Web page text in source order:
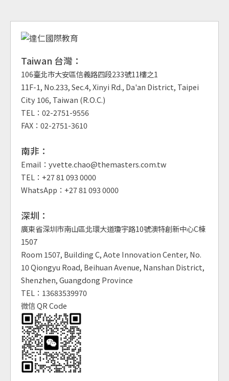
Taiwan 台灣：
106臺北市大安區信義路四段233號11樓之1
11F-1, No.233, Sec.4, Xinyi Rd., Da'an District, Taipei
City 106, Taiwan (R.O.C.)
TEL：02-2751-9556
FAX：02-2751-3610
南非：
Email：yvette.chao@themasters.com.tw
TEL：+27 81 093 0000
WhatsApp：+27 81 093 0000
深圳：
廣東省深圳市南山區北環大道瓊宇路10號澳特創新中心C棟
1507
Room 1507, Building C, Aote Innovation Center, No.
10 Qiongyu Road, Beihuan Avenue, Nanshan District,
Shenzhen, Guangdong Province
TEL：13683539970
微信 QR Code